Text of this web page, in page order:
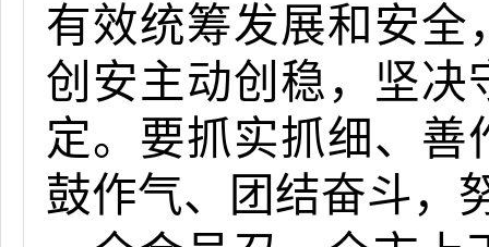
有效统筹发展和安全
创安主动创稳，坚决
定。要抓实抓细、
鼓作气、团结奋斗，